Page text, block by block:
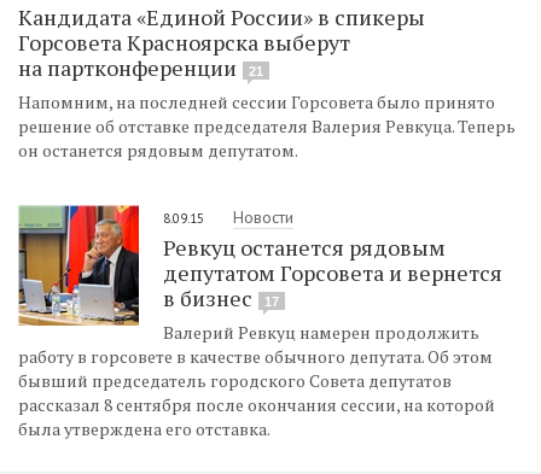
Кандидата «Единой России» в спикеры
Горсовета Красноярска выберут
на партконференции
21
Напомним, на последней сессии Горсовета было принято
решение об отставке председателя Валерия Ревкуца. Теперь
он останется рядовым депутатом.
8.09.15 Новости
Ревкуц останется рядовым
депутатом Горсовета и вернется
в бизнес
17
Валерий Ревкуц намерен продолжить
работу в горсовете в качестве обычного депутата. Об этом
бывший председатель городского Совета депутатов
рассказал 8 сентября после окончания сессии, на которой
была утверждена его отставка.